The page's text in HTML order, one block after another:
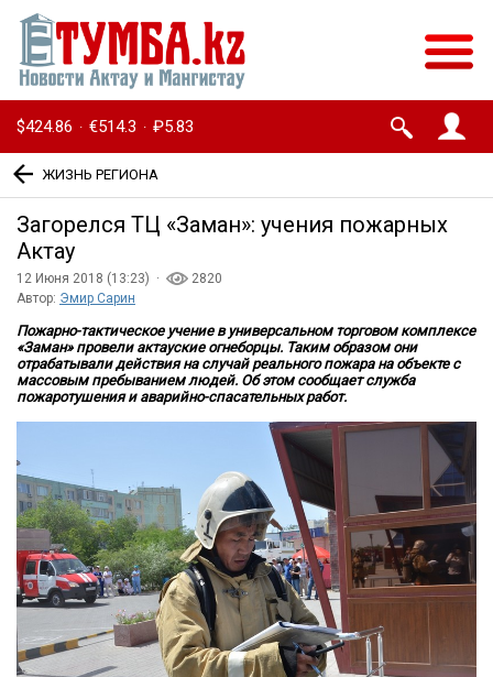
$424.86 · €514.3 · ₽5.83
ЖИЗНЬ РЕГИОНА
Загорелся ТЦ «Заман»: учения пожарных
Актау
12 Июня 2018 (13:23) ·
2820
Автор: Эмир Сарин
Пожарно-тактическое учение в универсальном торговом комплексе
«Заман» провели актауские огнеборцы. Таким образом они
отрабатывали действия на случай реального пожара на объекте с
массовым пребыванием людей. Об этом сообщает служба
пожаротушения и аварийно-спасательных работ.